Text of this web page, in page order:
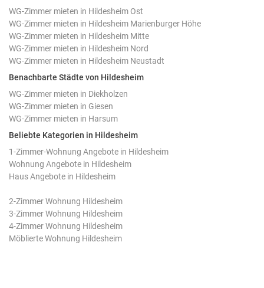
WG-Zimmer mieten in Hildesheim Ost
WG-Zimmer mieten in Hildesheim Marienburger Höhe
WG-Zimmer mieten in Hildesheim Mitte
WG-Zimmer mieten in Hildesheim Nord
WG-Zimmer mieten in Hildesheim Neustadt
Benachbarte Städte von Hildesheim
WG-Zimmer mieten in Diekholzen
WG-Zimmer mieten in Giesen
WG-Zimmer mieten in Harsum
Beliebte Kategorien in Hildesheim
1-Zimmer-Wohnung Angebote in Hildesheim
Wohnung Angebote in Hildesheim
Haus Angebote in Hildesheim
2-Zimmer Wohnung Hildesheim
3-Zimmer Wohnung Hildesheim
4-Zimmer Wohnung Hildesheim
Möblierte Wohnung Hildesheim